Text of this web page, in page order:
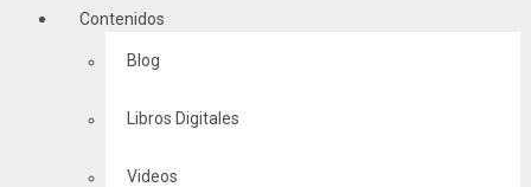
Contenidos
Blog
Libros Digitales
Videos